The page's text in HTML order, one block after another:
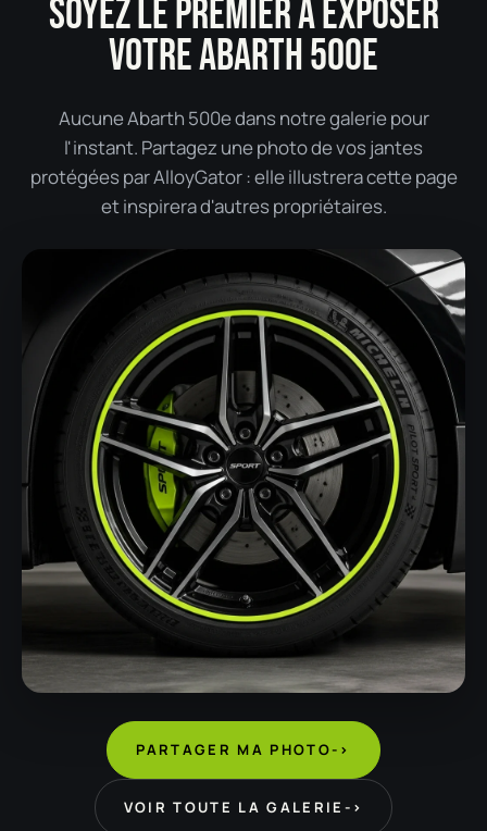
SOYEZ LE PREMIER À EXPOSER
VOTRE ABARTH 500E
Aucune Abarth 500e dans notre galerie pour
l'instant. Partagez une photo de vos jantes
protégées par AlloyGator : elle illustrera cette page
et inspirera d'autres propriétaires.
PARTAGER MA PHOTO->
VOIR TOUTE LA GALERIE ->